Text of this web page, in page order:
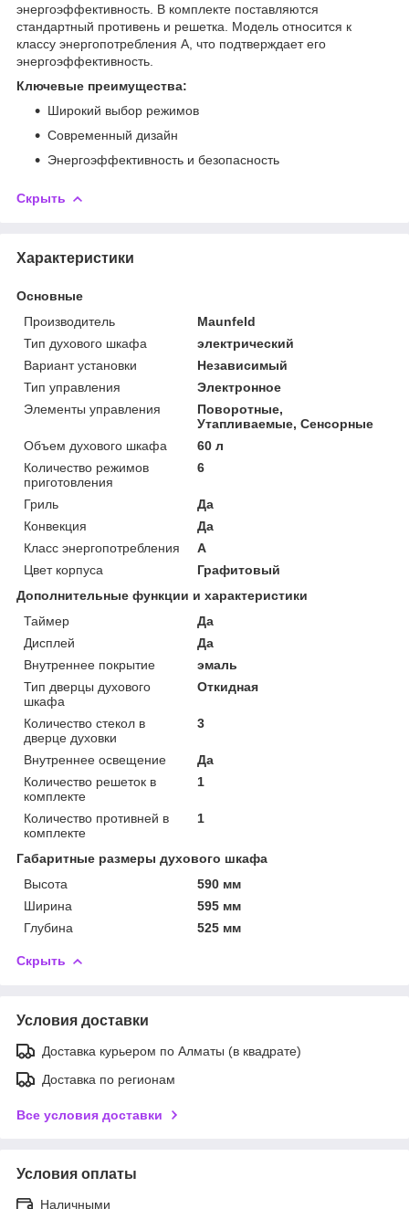
энергоэффективность. В комплекте поставляются
стандартный противень и решетка. Модель относится к
классу энергопотребления А, что подтверждает его
энергоэффективность.
Ключевые преимущества:
Широкий выбор режимов
Современный дизайн
Энергоэффективность и безопасность
Скрыть
Характеристики
Основные
Производитель
Maunfeld
Тип духового шкафа
электрический
Вариант установки
Независимый
Тип управления
Электронное
Элементы управления
Поворотные,
Утапливаемые, Сенсорные
Объем духового шкафа
60 л
Количество режимов
приготовления
6
Гриль
Да
Конвекция
Да
Класс энергопотребления
A
Цвет корпуса
Графитовый
Дополнительные функции и характеристики
Таймер
Да
Дисплей
Да
Внутреннее покрытие
эмаль
Тип дверцы духового
шкафа
Откидная
Количество стекол в
дверце духовки
3
Внутреннее освещение
Да
Количество решеток в
комплекте
1
Количество противней в
комплекте
1
Габаритные размеры духового шкафа
Высота
590 мм
Ширина
595 мм
Глубина
525 мм
Скрыть
Условия доставки
Доставка курьером по Алматы (в квадрате)
Доставка по регионам
Все условия доставки
Условия оплаты
Наличными